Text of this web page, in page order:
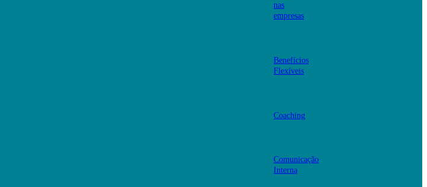
nas
empresas
Benefícios
Flexíveis
Coaching
Comunicação
Interna